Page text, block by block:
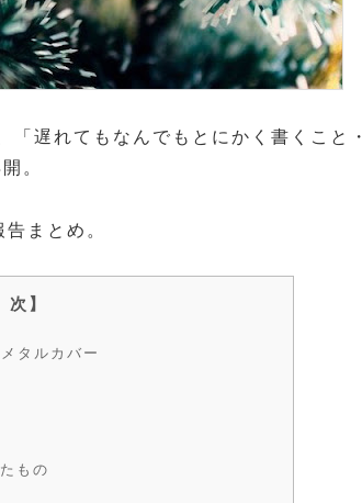
遅れてもなんでもとにかく書くこと・
。
まとめ。
タルカバー
もの